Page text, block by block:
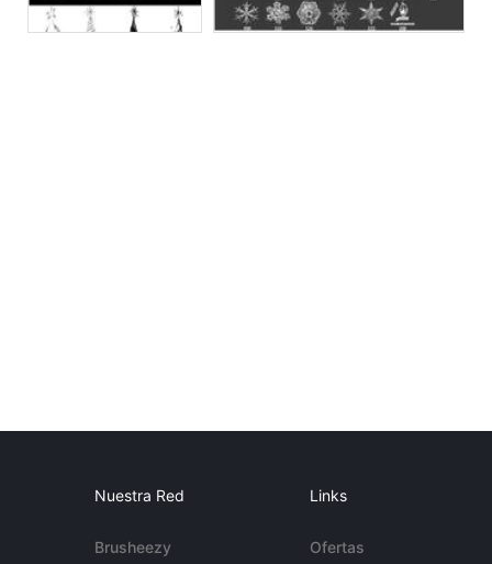
Nuestra Red
Brusheezy
Links
Ofertas